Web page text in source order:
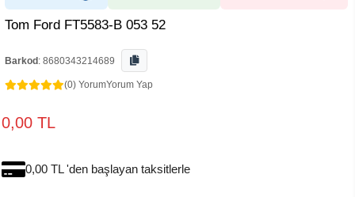
Tom Ford FT5583-B 053 52
Barkod : 8680343214689
(0) YorumYorum Yap
0,00 TL
0,00 TL 'den başlayan taksitlerle